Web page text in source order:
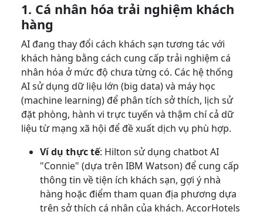
1. Cá nhân hóa trải nghiệm khách
hàng
AI đang thay đổi cách khách sạn tương tác với
khách hàng bằng cách cung cấp trải nghiệm cá
nhân hóa ở mức độ chưa từng có. Các hệ thống
AI sử dụng dữ liệu lớn (big data) và máy học
(machine learning) để phân tích sở thích, lịch sử
đặt phòng, hành vi trực tuyến và thậm chí cả dữ
liệu từ mạng xã hội để đề xuất dịch vụ phù hợp.
Ví dụ thực tế: Hilton sử dụng chatbot AI
"Connie" (dựa trên IBM Watson) để cung cấp
thông tin về tiện ích khách sạn, gợi ý nhà
hàng hoặc điểm tham quan địa phương dựa
trên sở thích cá nhân của khách. AccorHotels